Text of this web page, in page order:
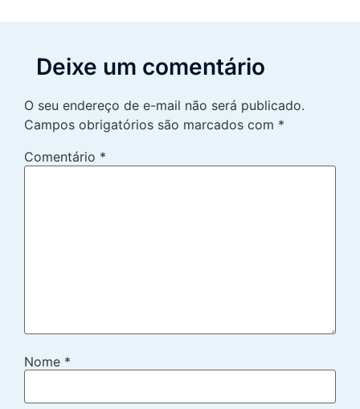
Deixe um comentário
O seu endereço de e-mail não será publicado.
Campos obrigatórios são marcados com *
Comentário *
Nome *